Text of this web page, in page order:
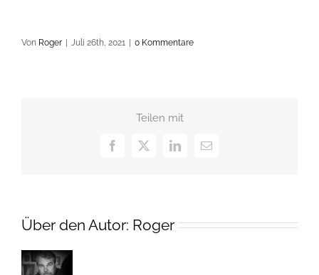
Von Roger Juli 26th, 2021 0 Kommentare
Teilen mit
Facebook
X LinkedIn
E-
Über den Autor: Roger